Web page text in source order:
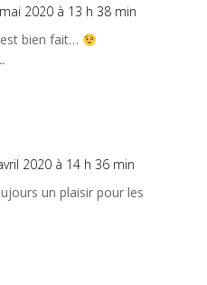
2020 à 13 h 38 min
bien fait…
2020 à 14 h 36 min
un plaisir pour les